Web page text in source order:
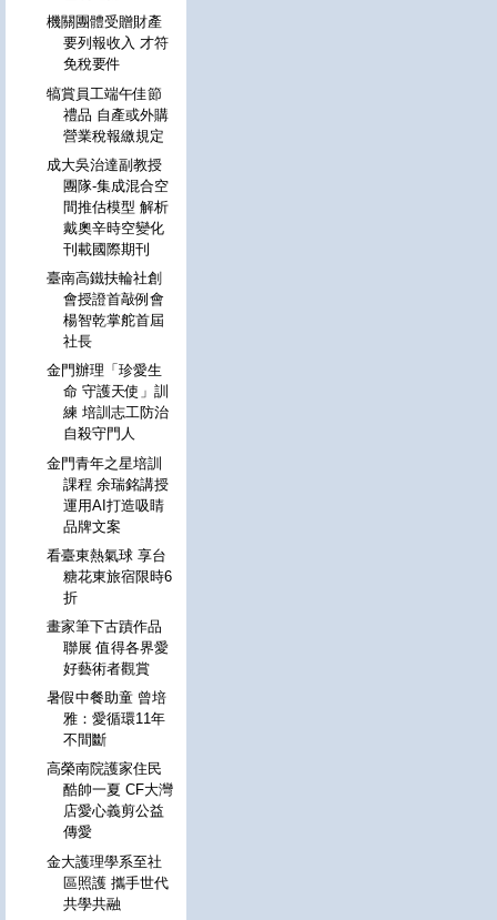
機關團體受贈財產
要列報收入 才符
免稅要件
犒賞員工端午佳節
禮品 自產或外購
營業稅報繳規定
成大吳治達副教授
團隊-集成混合空
間推估模型 解析
戴奧辛時空變化
刊載國際期刊
臺南高鐵扶輪社創
會授證首敲例會
楊智乾掌舵首屆
社長
金門辦理「珍愛生
命 守護天使」訓
練 培訓志工防治
自殺守門人
金門青年之星培訓
課程 余瑞銘講授
運用AI打造吸睛
品牌文案
看臺東熱氣球 享台
糖花東旅宿限時6
折
畫家筆下古蹟作品
聯展 值得各界愛
好藝術者觀賞
暑假中餐助童 曾培
雅：愛循環11年
不間斷
高榮南院護家住民
酷帥一夏 CF大灣
店愛心義剪公益
傳愛
金大護理學系至社
區照護 攜手世代
共學共融